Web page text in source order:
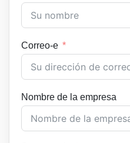
Correo-e
Nombre de la empresa